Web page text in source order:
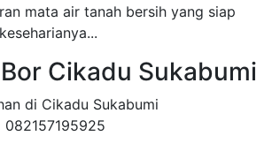
mata air tanah bersih yang siap
Cikadu Sukabumi
di Cikadu Sukabumi
082157195925